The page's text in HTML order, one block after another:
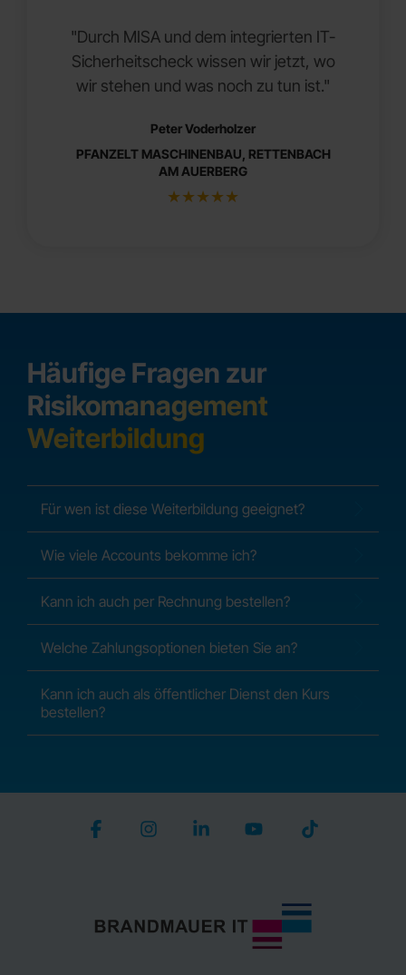
"Durch MISA und dem integrierten IT-
Sicherheitscheck wissen wir jetzt, wo
wir stehen und was noch zu tun ist."
Peter Voderholzer
PFANZELT MASCHINENBAU, RETTENBACH
AM AUERBERG
★★★★★
Häufige Fragen zur
Risikomanagement
Weiterbildung
Für wen ist diese Weiterbildung geeignet?
Wie viele Accounts bekomme ich?
Kann ich auch per Rechnung bestellen?
Welche Zahlungsoptionen bieten Sie an?
Kann ich auch als öffentlicher Dienst den Kurs
bestellen?
FacebookInstagramLinkedin YouTube